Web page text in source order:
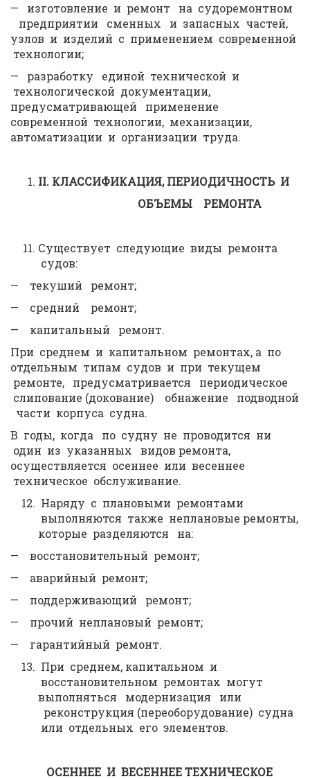
— изготовление и ремонт на судоремонтном
предприятии сменных и запасных частей,
узлов и изделий с применением современной
технологии;
— разработку единой технической и
технологической документации,
предусматривающей применение
современной технологии, механизации,
автоматизации и организации труда.
II. КЛАССИФИКАЦИЯ, ПЕРИОДИЧНОСТЬ И
ОБЪЕМЫ РЕМОНТА
Существует следующие виды ремонта
судов:
— текуший ремонт;
— средний ремонт;
— капитальный ремонт.
При среднем и капитальном ремонтах, а по
отдельным типам судов и при текущем
ремонте, предусматривается периодическое
слипование (докование) обнажение подводной
части корпуса судна.
В годы, когда по судну не проводится ни
один из указанных видов ремонта,
осуществляется осеннее или весеннее
техническое обслуживание.
Наряду с плановыми ремонтами
выполняются также неплановые ремонты,
которые разделяются на:
— восстановительный ремонт;
— аварийный ремонт;
— поддерживающий ремонт;
— прочий неплановый ремонт;
— гарантийный ремонт.
При среднем, капитальном и
восстановительном ремонтах могут
выполняться модернизация или
реконструкция (переоборудование) судна
или отдельных его элементов.
ОСЕННЕЕ И ВЕСЕННЕЕ ТЕХНИЧЕСКОЕ